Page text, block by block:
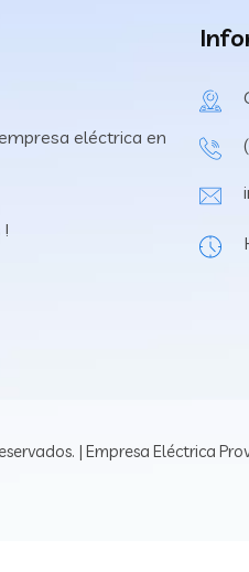
empresa eléctrica en
| Empresa Eléctrica